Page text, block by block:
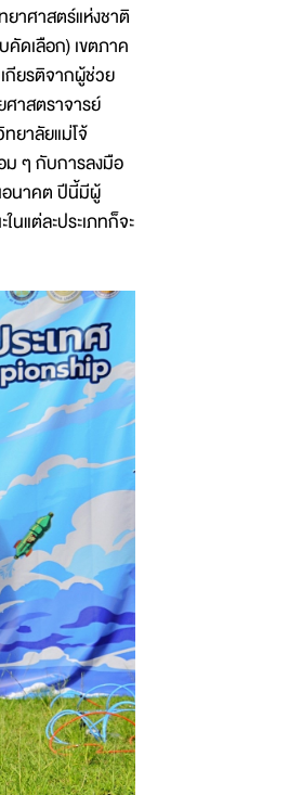
าศาสตร์แห่งชาติ
ดเลือก) เขตภาค
กียรติจากผู้ช่วย
ศาสตราจารย์
ยาลัยแม่โจ้
ม ๆ กับการลงมือ
อนาคต ปีนี้มีผู้
แต่ละประเภทก็จะ